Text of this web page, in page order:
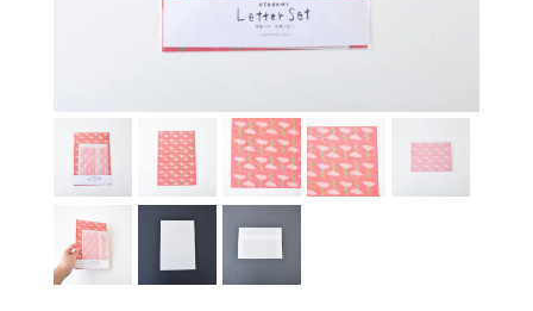
お問い合わせ